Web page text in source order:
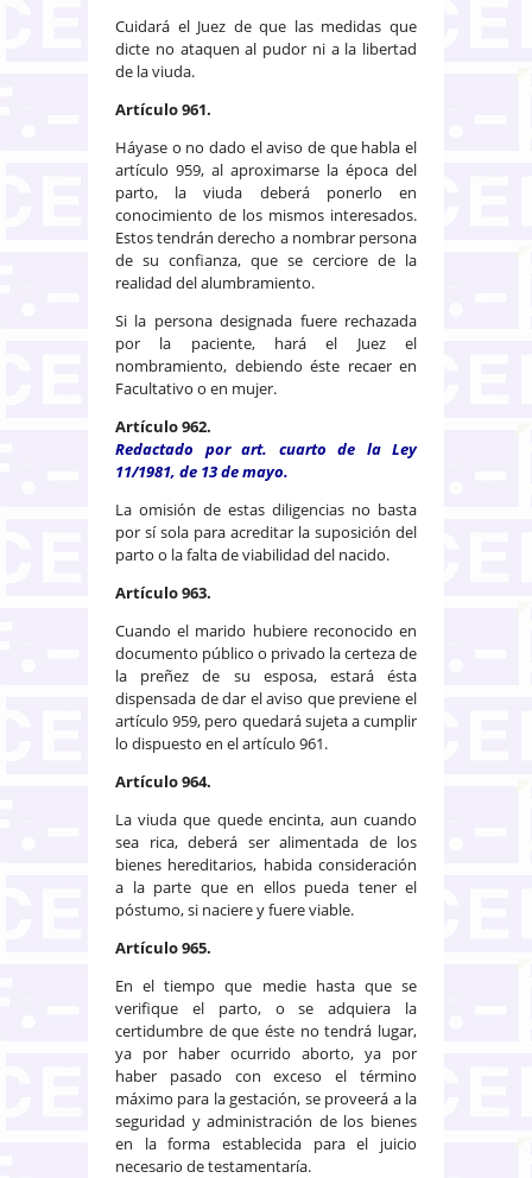
Cuidará el Juez de que las medidas que
dicte no ataquen al pudor ni a la libertad
de la viuda.
Artículo 961.
Háyase o no dado el aviso de que habla el
artículo 959, al aproximarse la época del
parto, la viuda deberá ponerlo en
conocimiento de los mismos interesados.
Estos tendrán derecho a nombrar persona
de su confianza, que se cerciore de la
realidad del alumbramiento.
Si la persona designada fuere rechazada
por la paciente, hará el Juez el
nombramiento, debiendo éste recaer en
Facultativo o en mujer.
Artículo 962.
Redactado por art. cuarto de la Ley
11/1981, de 13 de mayo.
La omisión de estas diligencias no basta
por sí sola para acreditar la suposición del
parto o la falta de viabilidad del nacido.
Artículo 963.
Cuando el marido hubiere reconocido en
documento público o privado la certeza de
la preñez de su esposa, estará ésta
dispensada de dar el aviso que previene el
artículo 959, pero quedará sujeta a cumplir
lo dispuesto en el artículo 961.
Artículo 964.
La viuda que quede encinta, aun cuando
sea rica, deberá ser alimentada de los
bienes hereditarios, habida consideración
a la parte que en ellos pueda tener el
póstumo, si naciere y fuere viable.
Artículo 965.
En el tiempo que medie hasta que se
verifique el parto, o se adquiera la
certidumbre de que éste no tendrá lugar,
ya por haber ocurrido aborto, ya por
haber pasado con exceso el término
máximo para la gestación, se proveerá a la
seguridad y administración de los bienes
en la forma establecida para el juicio
necesario de testamentaría.